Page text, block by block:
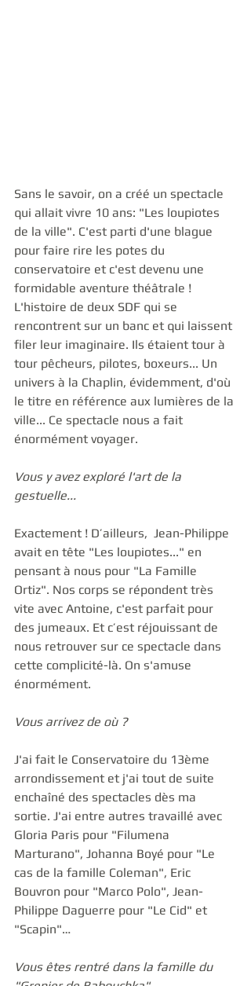
Sans le savoir, on a créé un spectacle
qui allait vivre 10 ans: "Les loupiotes
de la ville". C'est parti d'une blague
pour faire rire les potes du
conservatoire et c'est devenu une
formidable aventure théâtrale !
L'histoire de deux SDF qui se
rencontrent sur un banc et qui laissent
filer leur imaginaire. Ils étaient tour à
tour pêcheurs, pilotes, boxeurs... Un
univers à la Chaplin, évidemment, d'où
le titre en référence aux lumières de la
ville... Ce spectacle nous a fait
énormément voyager.
Vous y avez exploré l'art de la
gestuelle...
Exactement ! D’ailleurs,  Jean-Philippe
avait en tête "Les loupiotes..." en
pensant à nous pour "La Famille
Ortiz". Nos corps se répondent très
vite avec Antoine, c'est parfait pour
des jumeaux. Et c’est réjouissant de
nous retrouver sur ce spectacle dans
cette complicité-là. On s'amuse
énormément.
Vous arrivez de où ?
J'ai fait le Conservatoire du 13ème
arrondissement et j'ai tout de suite
enchaîné des spectacles dès ma
sortie. J'ai entre autres travaillé avec
Gloria Paris pour "Filumena
Marturano", Johanna Boyé pour "Le
cas de la famille Coleman", Eric
Bouvron pour "Marco Polo", Jean-
Philippe Daguerre pour "Le Cid" et
"Scapin"…
Vous êtes rentré dans la famille du